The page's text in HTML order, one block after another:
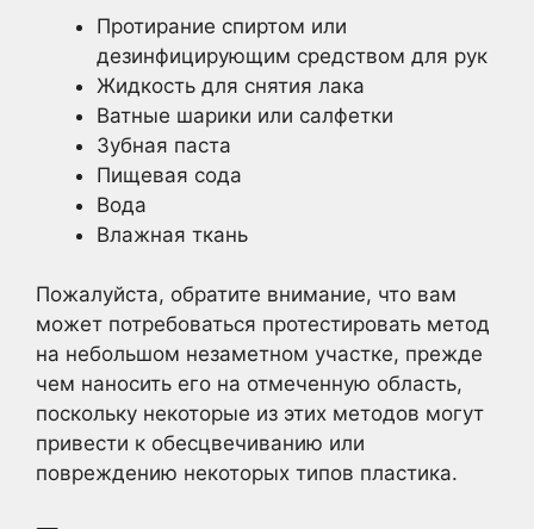
Протирание спиртом или
дезинфицирующим средством для рук
Жидкость для снятия лака
Ватные шарики или салфетки
Зубная паста
Пищевая сода
Вода
Влажная ткань
Пожалуйста, обратите внимание, что вам
может потребоваться протестировать метод
на небольшом незаметном участке, прежде
чем наносить его на отмеченную область,
поскольку некоторые из этих методов могут
привести к обесцвечиванию или
повреждению некоторых типов пластика.